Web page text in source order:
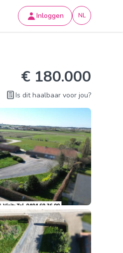
Inloggen NL
€ 180.000
Is dit haalbaar voor jou?